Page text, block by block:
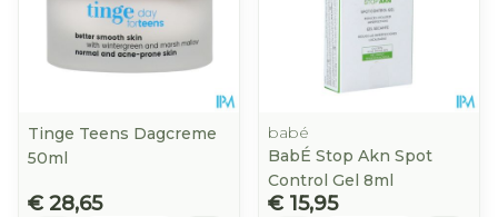
Tinge Teens Dagcreme
50ml
€ 28,65
babé
BabÉ Stop Akn Spot
Control Gel 8ml
€ 15,95